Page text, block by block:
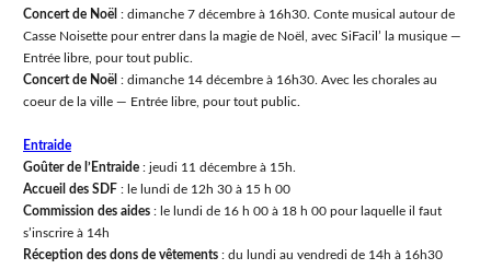
Concert de Noël : dimanche 7 décembre à 16h30. Conte musical autour de
Casse Noisette pour entrer dans la magie de Noël, avec SiFacil’ la musique —
Entrée libre, pour tout public.
Concert de Noël : dimanche 14 décembre à 16h30. Avec les chorales au
coeur de la ville — Entrée libre, pour tout public.
Entraide
Goûter de l’Entraide : jeudi 11 décembre à 15h.
Accueil des SDF : le lundi de 12h 30 à 15 h 00
Commission des aides : le lundi de 16 h 00 à 18 h 00 pour laquelle il faut
s’inscrire à 14h
Réception des dons de vêtements : du lundi au vendredi de 14h à 16h30